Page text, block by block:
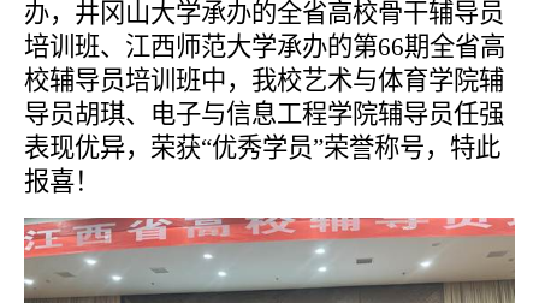
办，井冈山大学承办的全省高校骨干辅导员
培训班、江西师范大学承办的第66期全省高
校辅导员培训班中，我校艺术与体育学院辅
导员胡琪、电子与信息工程学院辅导员任强
表现优异，荣获“优秀学员”荣誉称号，特此
报喜！